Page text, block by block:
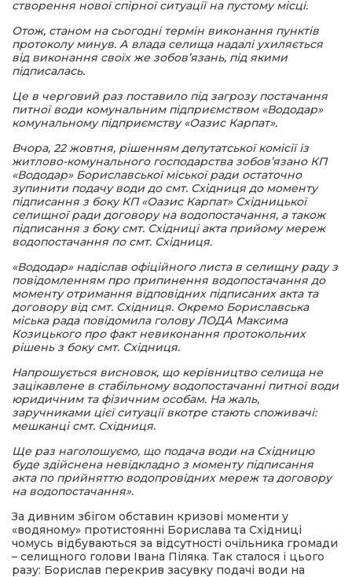
створення нової спірної ситуації на пустому місці.
Отож, станом на сьогодні термін виконання пунктів
протоколу минув. А влада селища надалі ухиляється
від виконання своїх же зобов’язань, під якими
підписалась.
Це в черговий раз поставило під загрозу постачання
питної води комунальним підприємством «Вододар»
комунальному підприємству «Оазис Карпат».
Вчора, 22 жовтня, рішенням депутатської комісії із
житлово-комунального господарства зобов’язано КП
«Вододар» Бориславської міської ради остаточно
зупинити подачу води до смт. Східниця до моменту
підписання з боку КП «Оазис Карпат» Східницької
селищної ради договору на водопостачання, а також
підписання з боку смт. Східниці акта прийому мереж
водопостачання по смт. Східниця.
«Вододар» надіслав офіційного листа в селищну раду з
повідомленням про припинення водопостачання до
моменту отримання відповідних підписаних акта та
договору від смт. Східниця. Окремо Бориславська
міська рада повідомила голову ЛОДА Максима
Козицького про факт невиконання протокольних
рішень з боку смт. Східниця.
Напрошується висновок, що керівництво селища не
зацікавлене в стабільному водопостачанні питної води
юридичним та фізичним особам. На жаль,
заручниками цієї ситуації вкотре стають споживачі:
мешканці смт. Східниця.
Ще раз наголошуємо, що подача води на Східницю
буде здійснена невідкладно з моменту підписання
акта по прийняттю водопровідних мереж та договору
на водопостачання».
За дивним збігом обставин кризові моменти у
«водяному» протистоянні Борислава та Східниці
чомусь відбуваються за відсутності очільника громади
– селищного голови Івана Піляка. Так сталося і цього
разу: Борислав перекрив засувку подачі води на